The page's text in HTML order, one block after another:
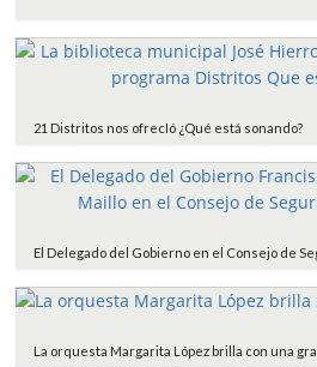
21 Distritos nos ofrecIó ¿Qué está sonando?
El Delegado del Gobierno en el Consejo de
La orquesta Margarita López brilla con una